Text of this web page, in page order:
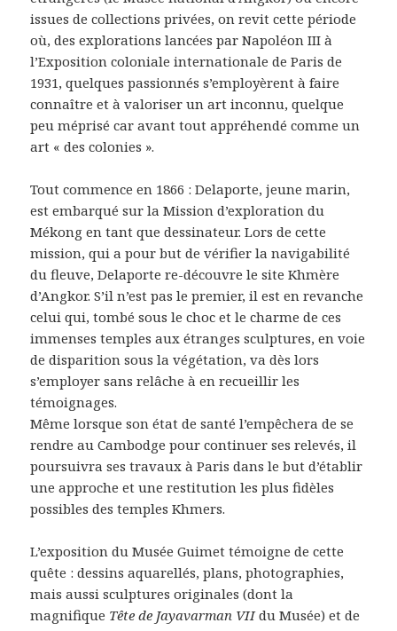
issues de collections privées, on revit cette période
où, des explorations lancées par Napoléon III à
l’Exposition coloniale internationale de Paris de
1931, quelques passionnés s’employèrent à faire
connaître et à valoriser un art inconnu, quelque
peu méprisé car avant tout appréhendé comme un
art « des colonies ».
Tout commence en 1866 : Delaporte, jeune marin,
est embarqué sur la Mission d’exploration du
Mékong en tant que dessinateur. Lors de cette
mission, qui a pour but de vérifier la navigabilité
du fleuve, Delaporte re-découvre le site Khmère
d’Angkor. S’il n’est pas le premier, il est en revanche
celui qui, tombé sous le choc et le charme de ces
immenses temples aux étranges sculptures, en voie
de disparition sous la végétation, va dès lors
s’employer sans relâche à en recueillir les
témoignages.
Même lorsque son état de santé l’empêchera de se
rendre au Cambodge pour continuer ses relevés, il
poursuivra ses travaux à Paris dans le but d’établir
une approche et une restitution les plus fidèles
possibles des temples Khmers.
L’exposition du Musée Guimet témoigne de cette
quête : dessins aquarellés, plans, photographies,
mais aussi sculptures originales (dont la
magnifique Tête de Jayavarman VIIdu Musée) et de